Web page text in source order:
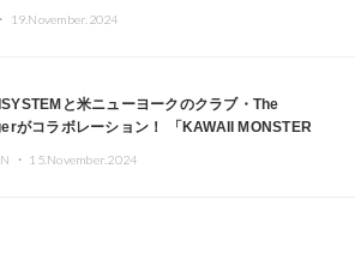
19.November.2024
と米ニューヨークのクラブ・The
がコラボレーション！ 「KAWAII MONSTER
・ 15.November.2024